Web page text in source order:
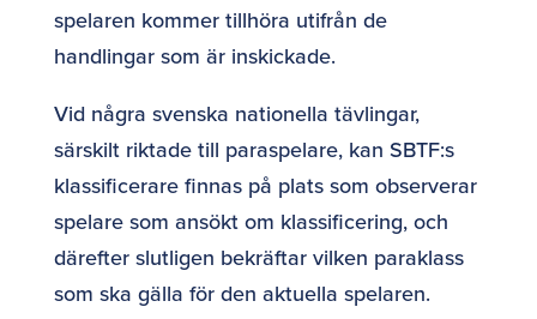
spelaren kommer tillhöra utifrån de
handlingar som är inskickade.
Vid några svenska nationella tävlingar,
särskilt riktade till paraspelare, kan SBTF:s
klassificerare finnas på plats som observerar
spelare som ansökt om klassificering, och
därefter slutligen bekräftar vilken paraklass
som ska gälla för den aktuella spelaren.